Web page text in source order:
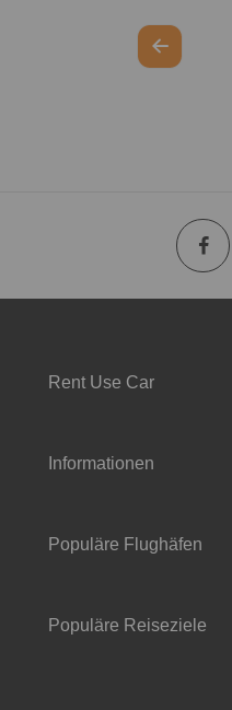
Rent Use Car
Informationen
Populäre Flughäfen
Populäre Reiseziele